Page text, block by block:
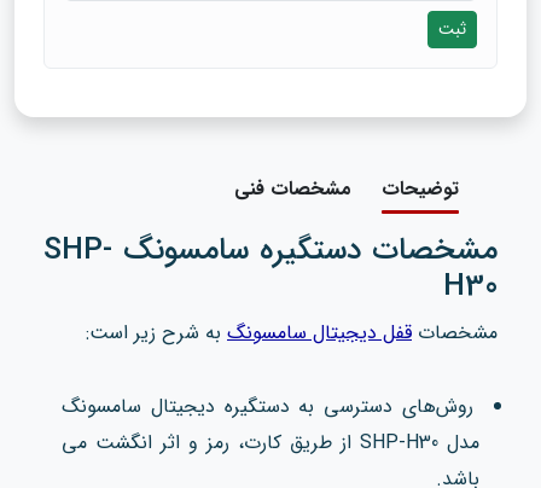
ثبت
توضیحات مشخصات فنی
مشخصات دستگیره سامسونگ SHP-
H30
مشخصات قفل دیجیتال سامسونگ به شرح زیر است:
روش‌های دسترسی به دستگیره دیجیتال سامسونگ
مدل SHP-H30 از طریق کارت، رمز و اثر انگشت می
باشد.